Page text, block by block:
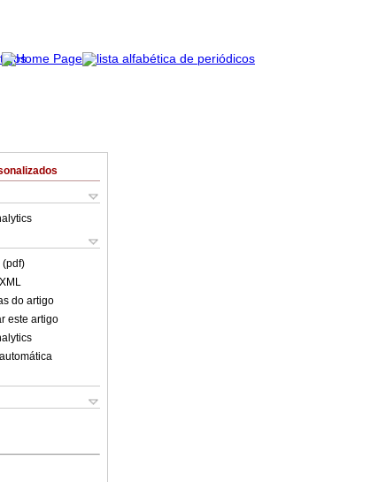
(pdf)
do artigo
este artigo